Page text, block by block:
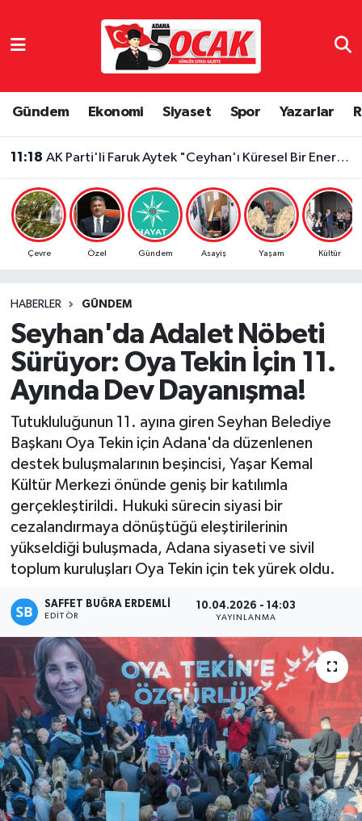
Gündem Ekonomi Siyaset Spor Yazarlar
11:18 AK Parti'li Faruk Aytek "Ceyhan'ı Küresel Bir Enerji Merkezi Haline Getirmeyi Hedefliyoruz"
Çevre Özel Gündem Asayiş Yaşam Kültür
HABERLER GÜNDEM
Seyhan'da Adalet Nöbeti
Sürüyor: Oya Tekin İçin 11.
Ayında Dev Dayanışma!
Tutukluluğunun 11. ayına giren Seyhan Belediye
Başkanı Oya Tekin için Adana'da düzenlenen
destek buluşmalarının beşincisi, Yaşar Kemal
Kültür Merkezi önünde geniş bir katılımla
gerçekleştirildi. Hukuki sürecin siyasi bir
cezalandırmaya dönüştüğü eleştirilerinin
yükseldiği buluşmada, Adana siyaseti ve sivil
toplum kuruluşları Oya Tekin için tek yürek oldu.
SAFFET BUĞRA ERDEMLI
EDITÖR
10.04.2026 - 14:03
YAYINLANMA
Dünya
Eğitim
Gündem
Haber Reklam
Magazin
Özel
Resmi İlanlar
Sağlık
Siyaset
Spor
Yaşam
Yerel Yönetimler
Yurttan
Adana Nöbetçi Eczaneler
Adana Trafik Yoğunluk Haritası
Süper Lig Puan Durumu ve Fikstür
Son Dakika Haberleri
Haber Arşivi